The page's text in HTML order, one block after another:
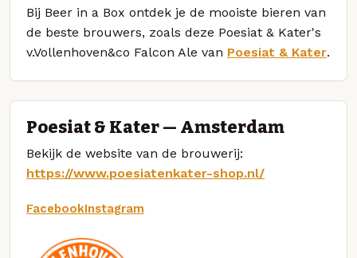
Bij Beer in a Box ontdek je de mooiste bieren van
de beste brouwers, zoals deze Poesiat & Kater's
v.Vollenhoven&co Falcon Ale van Poesiat & Kater.
Poesiat & Kater — Amsterdam
Bekijk de website van de brouwerij:
https://www.poesiatenkater-shop.nl/
FacebookInstagram